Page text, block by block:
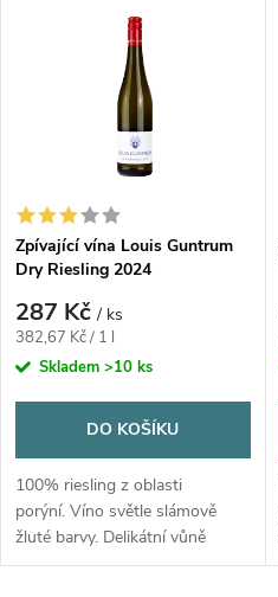
Zpívající vína Louis Guntrum
Dry Riesling 2024
287 Kč/ ks
Měrná
cena:
382,67 Kč / 1 l
Skladem >10 ks
DO KOŠÍKU
100% riesling z oblasti
porýní. Víno světle slámově
žluté barvy. Delikátní vůně
bílých broskví, meruněk a